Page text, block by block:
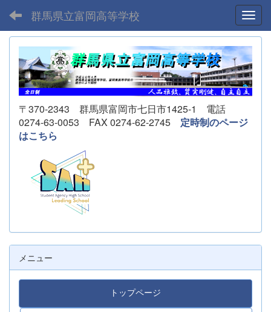
群馬県立富岡高等学校
〒370-2343 群馬県富岡市七日市1425-1 電話
0274-63-0053 FAX 0274-62-2745 定時制のページ
はこちら
メニュー
トップページ